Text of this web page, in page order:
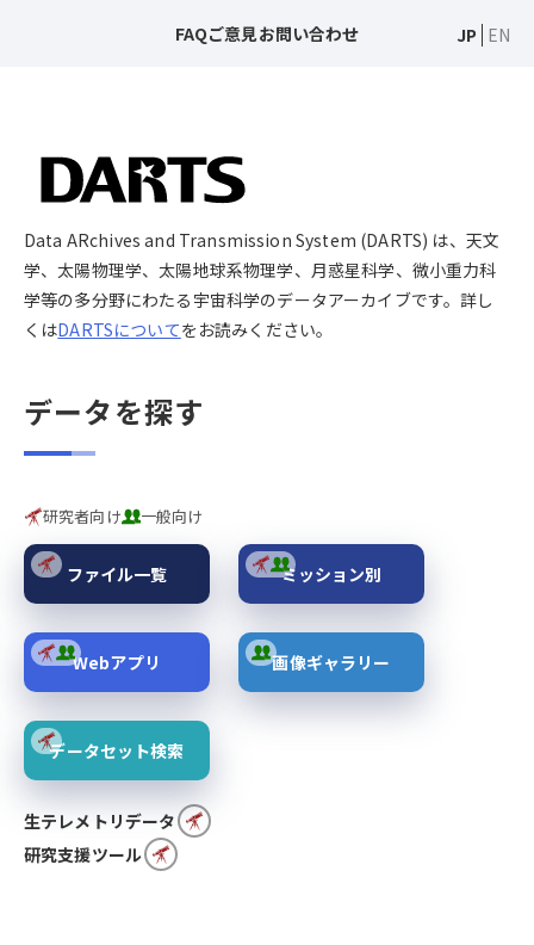
FAQご意見お問い合わせ JP EN
Data ARchives and Transmission System (DARTS) は、天文
学、太陽物理学、太陽地球系物理学、月惑星科学、微小重力科
学等の多分野にわたる宇宙科学のデータアーカイブです。詳し
くはDARTSについてをお読みください。
データを探す
研究者向け 一般向け
ファイル一覧 ミッション別
Webアプリ 画像ギャラリー
データセット検索
生テレメトリデータ
研究支援ツール